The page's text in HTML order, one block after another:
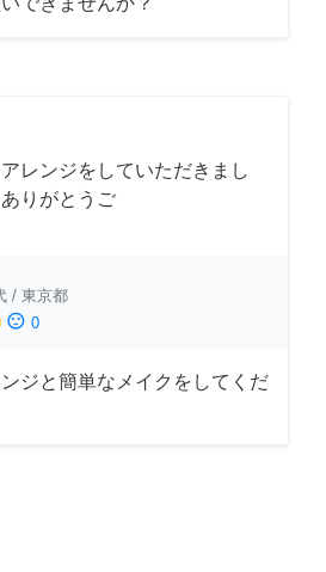
レンジをしていただきまし
りがとうご
/ 東京都
sentiment_dissatisfied 0
ジと簡単なメイクをしてくだ